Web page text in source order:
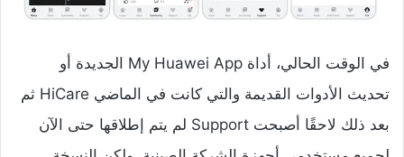
في الوقت الحالي، أداة My Huawei App الجديدة أو
تحديث الأدوات القديمة والتي كانت في الماضي HiCare ثم
بعد ذلك لاحقًا أصبحت Support لم يتم إطلاقها حتى الآن